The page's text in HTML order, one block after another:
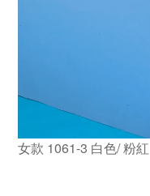
女款 1061-3 白色/ 粉紅